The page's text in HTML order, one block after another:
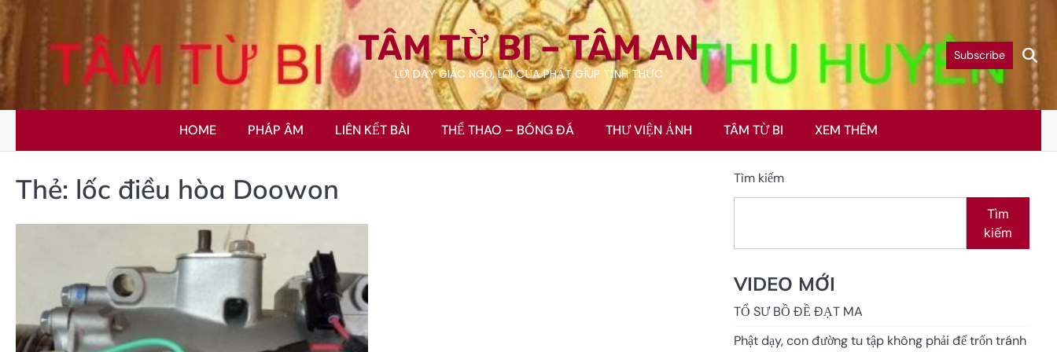
Skip
to
content
TÂM TỪ BI – TÂM AN
LỜI DẠY GIÁC NGỘ, LỜI CỦA PHẬT GÍÚP TỈNH THỨC
Subscribe
HOME PHÁP ÂM LIÊN KẾT BÀI THỂ THAO – BÓNG ĐÁ THƯ VIỆN ẢNH TÂM TỪ BI XEM THÊM
Thẻ: lốc điều hòa Doowon Tìm kiếm
Tìm
kiếm
VIDEO MỚI
TỔ SƯ BỒ ĐỀ ĐẠT MA
Phật dạy, con đường tu tập không phải để trốn tránh